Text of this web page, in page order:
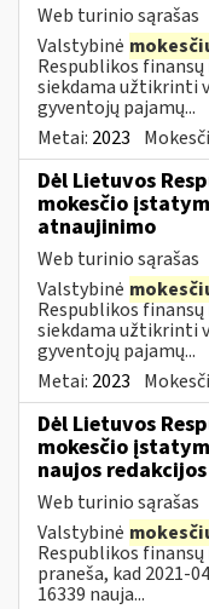
Web turinio sąrašas
Valstybinė
Respublikos
siekdama užtikrinti
gyventojų pajamų...
Metai: 2023
Dėl Lietuvos
mokesčio
atnaujinimo
Web turinio sąrašas
Valstybinė
Respublikos
siekdama užtikrinti
gyventojų pajamų...
Metai: 2023
Dėl Lietuvos
mokesčio
naujos redakcijos
Web turinio sąrašas
Valstybinė
Respublikos
praneša, kad 2021-
16339 nauja...